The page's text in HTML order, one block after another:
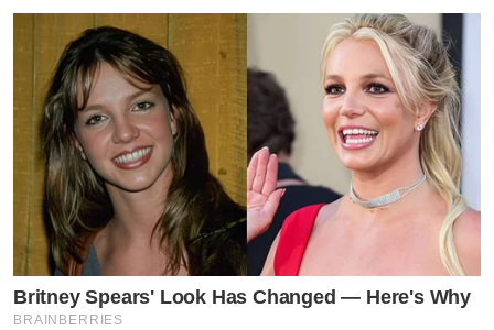
Britney Spears' Look Has Changed — Here's Why
BRAINBERRIES